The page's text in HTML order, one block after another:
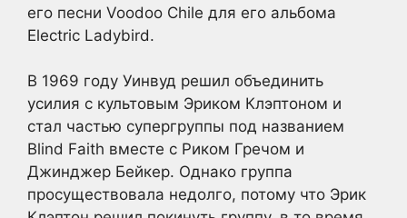
его песни Voodoo Chile для его альбома
Electric Ladybird.
В 1969 году Уинвуд решил объединить
усилия с культовым Эриком Клэптоном и
стал частью супергруппы под названием
Blind Faith вместе с Риком Гречом и
Джинджер Бейкер. Однако группа
просуществовала недолго, потому что Эрик